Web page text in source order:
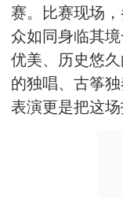
赛。比赛现场
众如同身临其
优美、历史悠
的独唱、古筝
表演更是把这场